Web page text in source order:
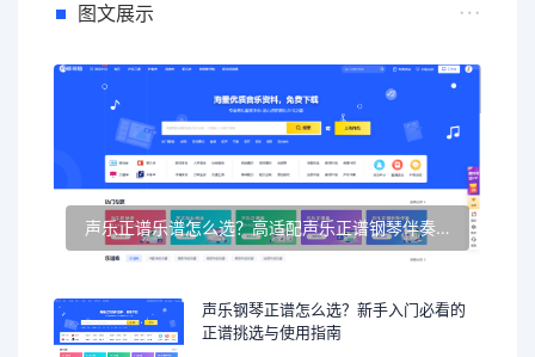
图文展示
声乐正谱乐谱怎么选？高适配声乐正谱钢琴伴奏资源推荐
声乐钢琴正谱怎么选？新手入门必看的
正谱挑选与使用指南